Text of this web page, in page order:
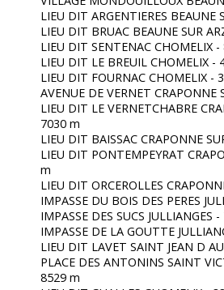
LIEU DIT ARGENTIERES BEAUNE
LIEU DIT BRUAC BEAUNE SUR
LIEU DIT SENTENAC CHOMELIX
LIEU DIT LE BREUIL CHOMELIX -
LIEU DIT FOURNAC CHOMELIX -
AVENUE DE VERNET CRAPONNE
LIEU DIT LE VERNETCHABRE
7030 m
LIEU DIT BAISSAC CRAPONNE
LIEU DIT PONTEMPEYRAT
m
LIEU DIT ORCEROLLES
IMPASSE DU BOIS DES PERES
IMPASSE DES SUCS JULLIANGES
IMPASSE DE LA GOUTTE
LIEU DIT LAVET SAINT JEAN D
PLACE DES ANTONINS SAINT
8529 m